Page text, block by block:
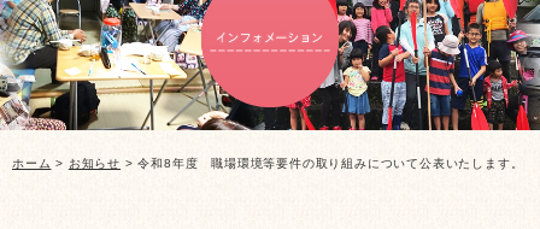
ホーム > お知らせ > 令和8年度 職場環境等要件の取り組みについて公表いたします。